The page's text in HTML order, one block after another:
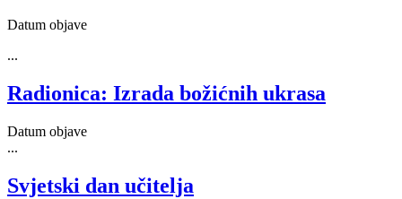
Datum objave
...
Radionica: Izrada božićnih ukrasa
Datum objave
...
Svjetski dan učitelja